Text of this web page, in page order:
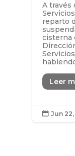
A través
reparto
cisterna
Leer
 Jun